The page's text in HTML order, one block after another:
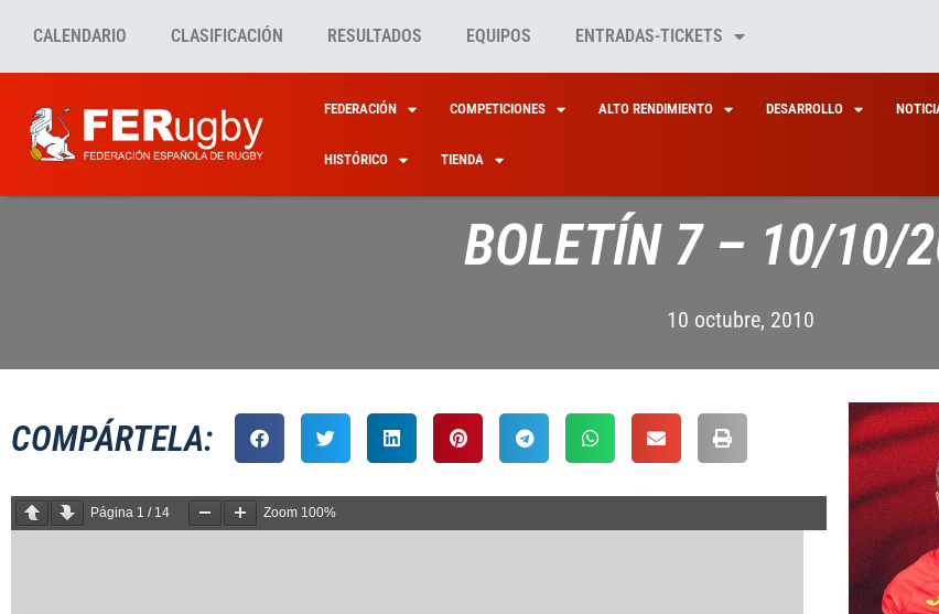
CALENDARIO CLASIFICACIÓN RESULTADOS EQUIPOS ENTRADAS-TICKETS
FEDERACIÓN COMPETICIONES ALTO RENDIMIENTO DESARROLLO
HISTÓRICO TIENDA
BOLETÍN 7 – 10/10/
10 octubre, 2010
COMPÁRTELA:
Página 1 / 14 Zoom 100%